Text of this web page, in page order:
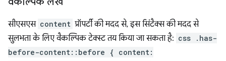
सीएसएस content प्रॉपर्टी की मदद से, इस सिंटैक्स की मदद से
सुलभता के लिए वैकल्पिक टेक्स्ट तय किया जा सकता है: css .has-
before-content::before { content: